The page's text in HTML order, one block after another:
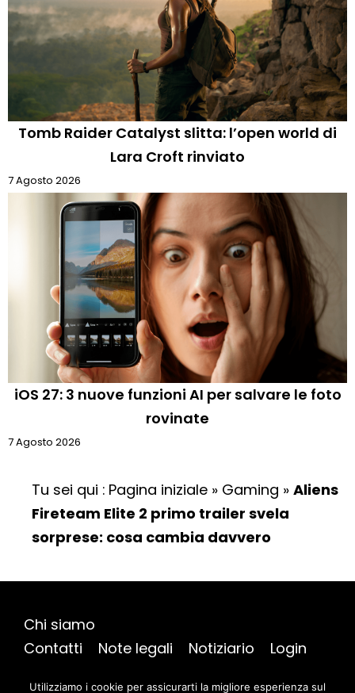
Tomb Raider Catalyst slitta: l’open world di
Lara Croft rinviato
7 Agosto 2026
iOS 27: 3 nuove funzioni AI per salvare le foto
rovinate
7 Agosto 2026
Tu sei qui : Pagina iniziale » Gaming » Aliens
Fireteam Elite 2 primo trailer svela
sorprese: cosa cambia davvero
Chi siamo
Contatti
Note legali Notiziario
Login
Utilizziamo i cookie per assicurarti la migliore esperienza sul